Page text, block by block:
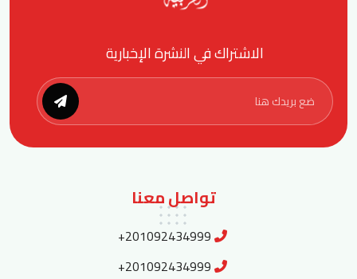
الاشتراك في النشرة الإخبارية
تواصل معنا
+201092434999
+201092434999